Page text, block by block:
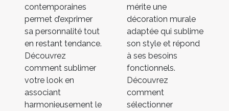
contemporaines
permet d’exprimer
sa personnalité tout
en restant tendance.
Découvrez
comment sublimer
votre look en
associant
harmonieusement le
mérite une
décoration murale
adaptée qui sublime
son style et répond
à ses besoins
fonctionnels.
Découvrez
comment
sélectionner